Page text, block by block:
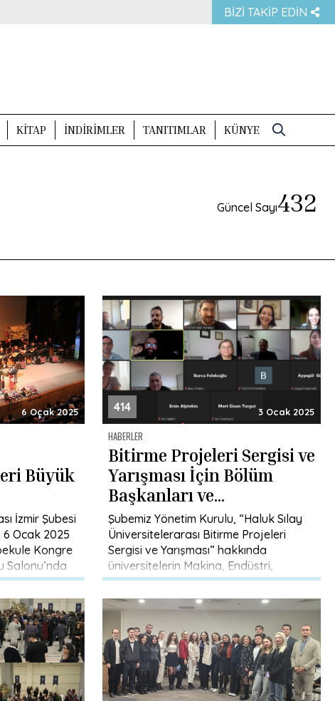
BIZI TAKIP EDIN
KITAP İNDIRIMLER TANITIMLAR
KÜNYE
Search
Güncel Sayı432
6 Ocak 2025
Büyük
İzmir Şubesi
Ocak 2025
Kongre
Salonu’nda
414 3 Ocak 2025
HABERLER
Bitirme Projeleri Sergisi ve
Yarışması İçin Bölüm
Başkanları ve
Temsilcileriyle Toplantı
Gerçekleştirildi
Şubemiz Yönetim Kurulu, “Haluk Sılay
Üniversitelerarası Bitirme Projeleri
Sergisi ve Yarışması” hakkında
üniversitelerin Makina, Endüstri,
Mekatronik, Havacılık ve Uzay ile Enerji
Sistemleri Mühendisliği bölümleriyle
görüşmeler […]